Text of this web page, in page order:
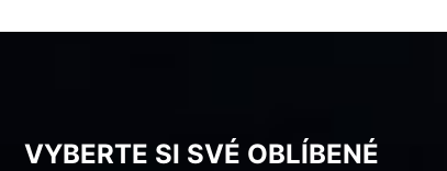
VYBERTE SI SVÉ OBLÍBENÉ